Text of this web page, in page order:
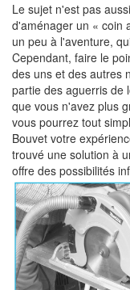
Le sujet n'est pas
d'aménager un « coin
un peu à l'aventure,
Cependant, faire le
des uns et des autres
partie des aguerris de
que vous n'avez plus
vous pourrez tout
Bouvet votre
trouvé une solution à
offre des possibilités